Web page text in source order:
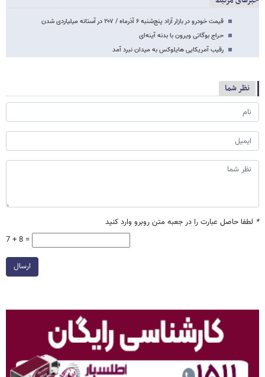
قیمت خودرو در بازار آزاد پنج‌شنبه ۶ آذرماه / ۲۰۷ در آستانه میلیاردی شدن
حراج بوگاتی ویرون با بدنه آینه‌ای
رقیب آمریکایی هایلوکس به میدان نبرد آمد
نظر شما
* لطفا حاصل عبارت را در جعبه متن روبرو وارد کنید
7 + 8 =
ارسال